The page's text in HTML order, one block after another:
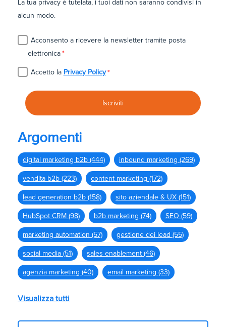
La tua privacy è tutelata, i tuoi dati non saranno condivisi in
alcun modo.
Acconsento a ricevere la newsletter tramite posta
elettronica*
Accetto la Privacy Policy *
Argomenti
digital marketing b2b (444) inbound marketing (269)
vendita b2b (223) content marketing (172)
lead generation b2b (158) sito aziendale & UX (151)
HubSpot CRM (98) b2b marketing (74) SEO (59)
marketing automation (57) gestione dei lead (55)
social media (51) sales enablement (46)
agenzia marketing (40) email marketing (33)
Visualizza tutti